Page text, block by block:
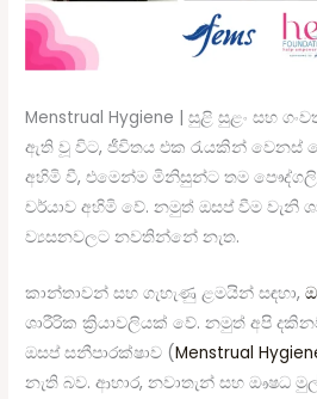
Menstrual Hygiene | සුළි සුළං සහ
ඇති වූ විට, ජීවිතය එක රැයකින් වෙනස්
අහිමි වී, එමෙන්ම මිනිසුන්ට තම
චර්යාව අහිමි වේ. නමුත් ඔසප් වීම වැනි
ව්‍යසනවලට නවතින්නේ නැත.
කාන්තාවන් සහ ගැහැණු ළමයින් සඳහා,
ශාරීරික ක්‍රියාවලියක් වේ. නමුත් අපි
ඔසප් සනීපාරක්ෂාව (Menstrual
නැති බව. ආහාර, නවාතැන් සහ ඖෂධ